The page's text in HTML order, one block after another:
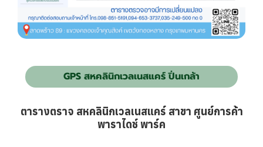
GPS สหคลินิกเวลเนสแคร์ ปิ่นเกล้า
ตารางตราจ สหคลินิกเวลเนสแคร์ สาขา ศูนย์การค้า
พาราไดช์ พาร์ค